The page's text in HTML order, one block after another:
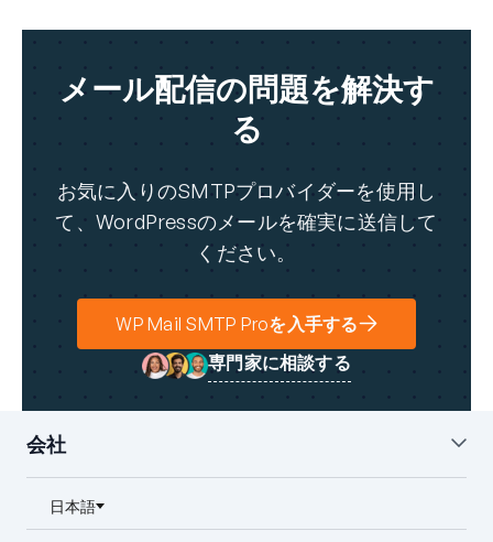
メール配信の問題を解決す
る
お気に入りのSMTPプロバイダーを使用し
て、WordPressのメールを確実に送信して
ください。
WP Mail SMTP Proを入手する
専門家に相談する
会社
お問い合わせ